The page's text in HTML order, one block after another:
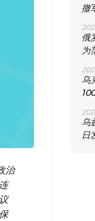
治
撤
俄
为
乌
乌
日